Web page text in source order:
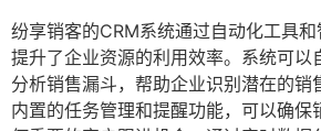
纷享销客的CRM系统通过自动化工具
提升了企业资源的利用效率。系统可以
分析销售漏斗，帮助企业识别潜在的销
内置的任务管理和提醒功能，可以确保